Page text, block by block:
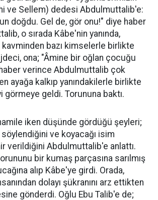
ve Sellem) dedesi Abdulmuttalib'e:
doğdu. Gel de, gör onu!" diye haber
o sırada Kâbe'nin yanında,
bazı kimselerle birlikte
ona; "Âmine bir oğlan çocuğu
verince Abdulmuttalib çok
ayağa kalkıp yanındakilerle birlikte
görmeye geldi. Torununa baktı.
iken düşünde gördüğü şeyleri;
ve koyacağı isim
verildiğini Abdulmuttalib'e anlattı.
bir kumaş parçasına sarılmış
alıp Kâbe'ye girdi. Orada,
dolayı şükranını arz ettikten
gönderdi. Oğlu Ebu Talib'e de;